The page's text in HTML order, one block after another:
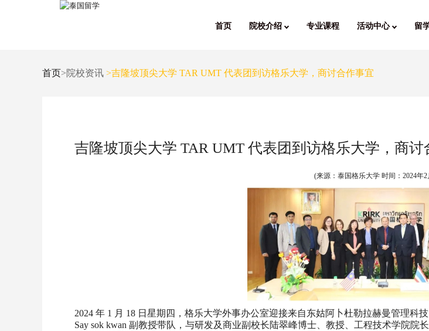
首页 院校介绍 专业课程 活动中心 留
首页>院校资讯 >吉隆坡顶尖大学 TAR UMT 代表团到访格乐大学，商讨合作事宜
吉隆坡顶尖大学 TAR UMT 代表团到访格乐大学，商讨
(来源：泰国格乐大学 时间： 2024年2
2024 年 1 月 18 日星期四，格乐大学外事办公室迎接来自东姑阿卜杜勒拉赫曼管理
Say sok kwan 副教授带队，与研发及商业副校长陆翠峰博士、教授、工程技术学院院